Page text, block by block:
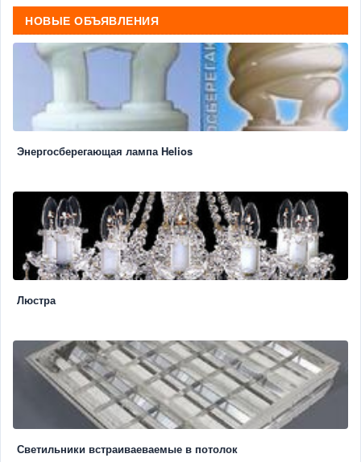
НОВЫЕ ОБЪЯВЛЕНИЯ
Энергосберегающая лампа Helios
Люстра
Светильники встраиваеваемые в потолок